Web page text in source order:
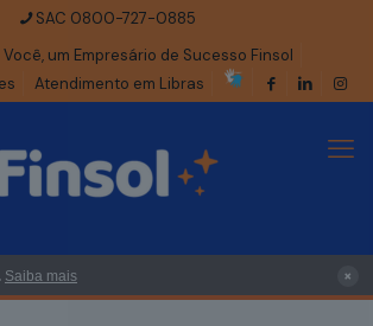
SAC 0800-727-0885
Você, um Empresário de Sucesso Finsol
Atendimento em Libras
Saiba mais ×